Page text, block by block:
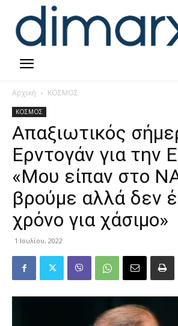
Αρχική ΚΟΣΜΟΣ
ΚΟΣΜΟΣ
Απαξιωτικός
Ερντογάν για την
«Μου είπαν στο
βρούμε αλλά δεν
χρόνο για χάσιμο»
1 Ιουλίου, 2022